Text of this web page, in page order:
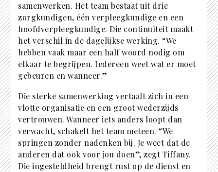
samenwerken. Het team bestaat uit drie
zorgkundigen, één verpleegkundige en een
hoofdverpleegkundige. Die continuïteit maakt
het verschil in de dagelijkse werking. “We
hebben vaak maar een half woord nodig om
elkaar te begrijpen. Iedereen weet wat er moet
gebeuren en wanneer.”
Die sterke samenwerking vertaalt zich in een
vlotte organisatie en een groot wederzijds
vertrouwen. Wanneer iets anders loopt dan
verwacht, schakelt het team meteen. “We
springen zonder nadenken bij. Je weet dat de
anderen dat ook voor jou doen”, zegt Tiffany.
Die ingesteldheid brengt rust op de dienst en